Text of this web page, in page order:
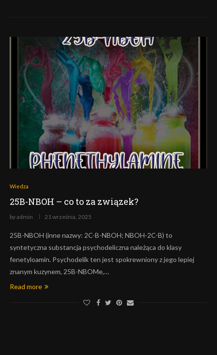
Wiedza
25B-NBOH – co to za związek?
byadmin 21 września, 2025
25B-NBOH (inne nazwy: 2C-B-NBOH; NBOH-2C-B) to
syntetyczna substancja psychodeliczna należąca do klasy
fenetyloamin. Psychodelik ten jest spokrewniony z jego lepiej
znanym kuzynem, 25B-NBOMe,…
Read more